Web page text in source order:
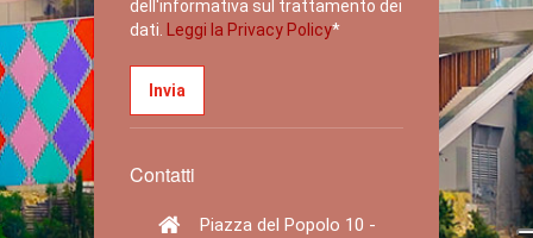
dell'informativa sul trattamento dei
dati.
Leggi la Privacy Policy*
Contatti
Piazza del Popolo 10 -